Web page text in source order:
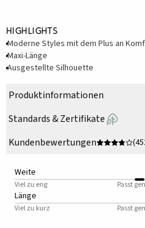
Highlights
Moderne Styles mit dem Plus an
Maxi-Länge
Ausgestellte Silhouette
Produktinformationen
Standards & Zertifikate
Kundenbewertungen
Weite
Viel zu eng Passt
Länge
Viel zu kurz Passt